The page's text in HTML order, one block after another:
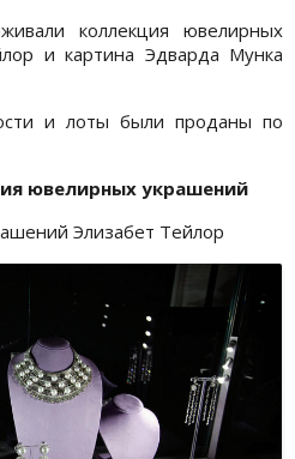
коллекция ювелирных
и картина Эдварда Мунка
и лоты были проданы по
ювелирных украшений
Элизабет Тейлор